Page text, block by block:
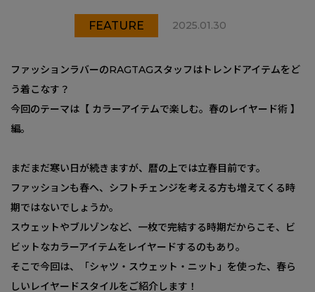
FEATURE 2025.01.30
ファッションラバーのRAGTAGスタッフはトレンドアイテムをど
う着こなす？
今回のテーマは【 カラーアイテムで楽しむ。春のレイヤード術 】
編。
まだまだ寒い日が続きますが、暦の上では立春目前です。
ファッションも春へ、シフトチェンジを考える方も増えてくる時
期ではないでしょうか。
スウェットやブルゾンなど、一枚で完結する時期だからこそ、ビ
ビットなカラーアイテムをレイヤードするのもあり。
そこで今回は、「シャツ・スウェット・ニット」を使った、春ら
しいレイヤードスタイルをご紹介します！